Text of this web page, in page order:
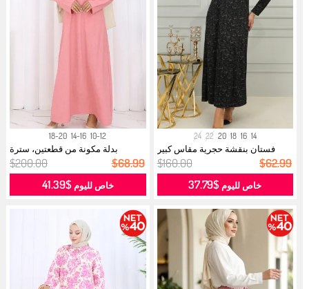
14
16
18
20
22
24
فستان بنقشة حجرية مقاس كبير
4425C-0...
$160.00 $62.99
خاص لليوم $37.79
10-12
14-16
18-20
بدلة مكونة من قطعتين، سترة
وسترة، 2...
$200.00 $68.99
خاص لليوم$41.39